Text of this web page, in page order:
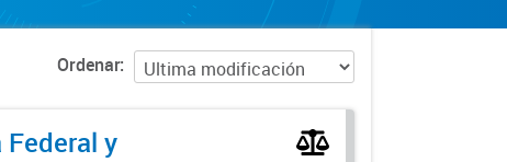
Ordenar
y